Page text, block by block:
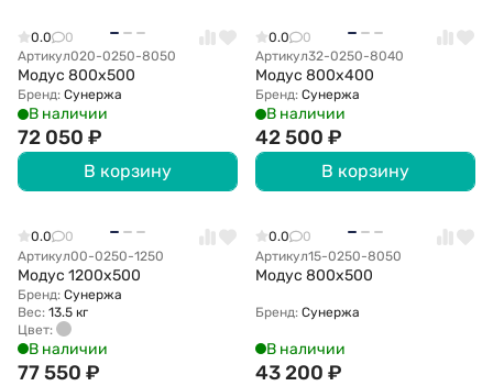
0.0
0
Артикул020-0250-8050
Модус 800х500
Бренд: Сунержа
В наличии
72 050 ₽
В корзину
0.0
0
Артикул32-0250-8040
Модус 800х400
Бренд: Сунержа
В наличии
42 500 ₽
В корзину
0.0
0
Артикул00-0250-1250
Модус 1200х500
Бренд: Сунержа
Вес: 13.5 кг
Цвет:
В наличии
77 550 ₽
0.0
0
Артикул15-0250-8050
Модус 800х500
Бренд: Сунержа
В наличии
43 200 ₽